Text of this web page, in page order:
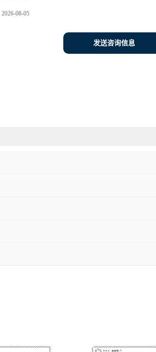
2026-08-05
发送咨询信息